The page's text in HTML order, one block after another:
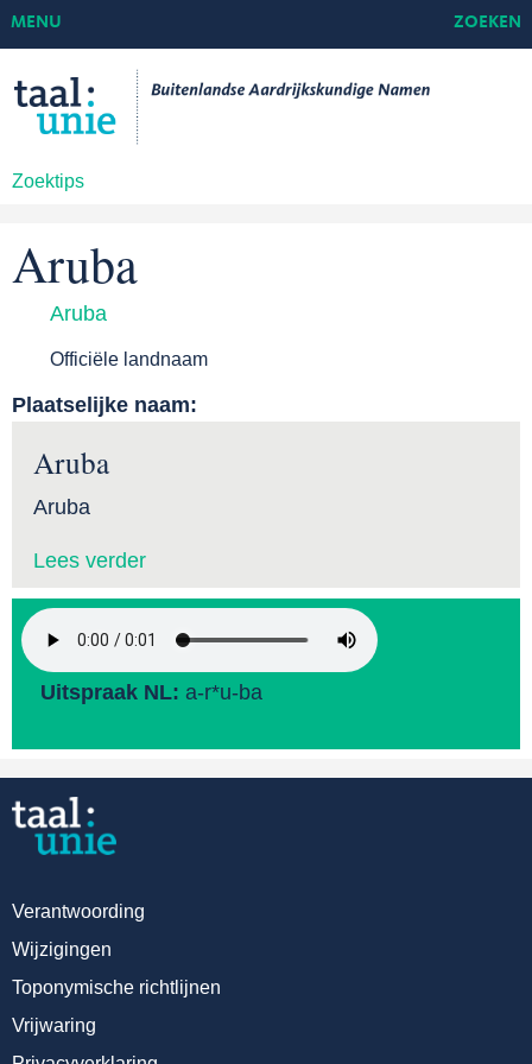
Zoektips
MENU ZOEKEN
Aruba
Aruba
Officiële landnaam
Plaatselijke naam:
Aruba
Aruba
Lees verder
Uitspraak NL: a-r*u-ba
Verantwoording
Wijzigingen
Toponymische richtlijnen
Vrijwaring